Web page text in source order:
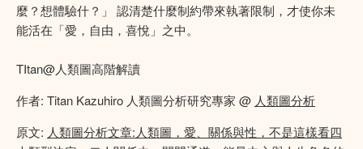
麼？想體驗什？」 認清楚什麼制約帶來執著限制，才使你未
能活在「愛，自由，喜悅」之中。
TItan@人類圖高階解讀
作者: Titan Kazuhiro 人類圖分析研究專家 @ 人類圖分析
原文: 人類圖分析文章:人類圖，愛、關係與性，不是這樣看四